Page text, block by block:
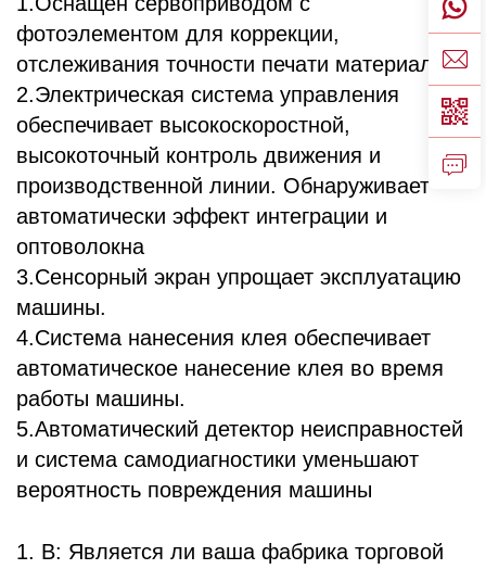
фотоэлементом для коррекции,
отслеживания точности печати материала
2.Электрическая система управления
обеспечивает высокоскоростной,
высокоточный контроль движения и
производственной линии. Обнаруживает
автоматически эффект интеграции и
оптоволокна
3.Сенсорный экран упрощает эксплуатацию
машины.
4.Система нанесения клея обеспечивает
автоматическое нанесение клея во время
работы машины.
5.Автоматический детектор неисправностей
и система самодиагностики уменьшают
вероятность повреждения машины
1. В: Является ли ваша фабрика торговой